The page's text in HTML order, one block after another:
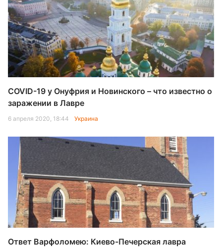
COVID-19 у Онуфрия и Новинского – что известно о
заражении в Лавре
6 апреля 2020, 18:44 Украина
Ответ Варфоломею: Киево-Печерская лавра